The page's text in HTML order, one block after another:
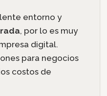
entorno y
, por lo es muy
digital.
para negocios
costos de